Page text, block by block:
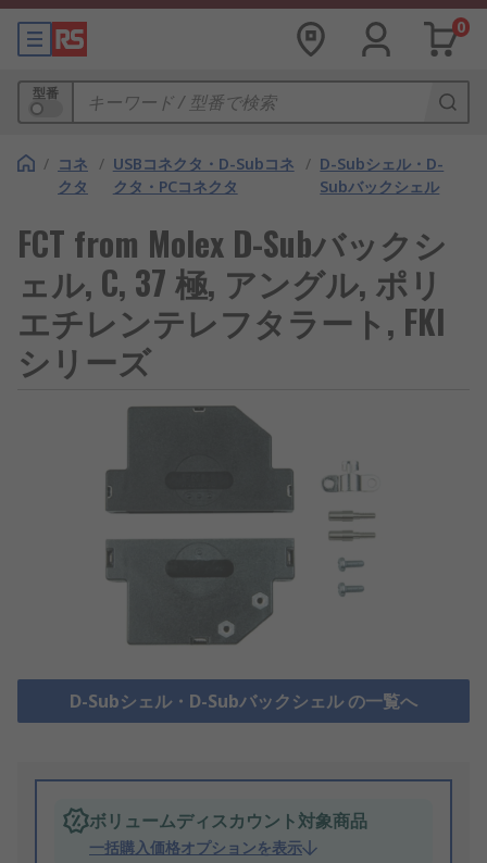
0
型番
/ コネ
クタ
/ USBコネクタ・D-Subコネ
クタ・PCコネクタ
/ D-Subシェル・D-
Subバックシェル
FCT from Molex D-Subバックシ
ェル, C, 37 極, アングル, ポリ
エチレンテレフタラート, FKI
シリーズ
D-Subシェル・D-Subバックシェル の一覧へ
ボリュームディスカウント対象商品
一括購入価格オプションを表示